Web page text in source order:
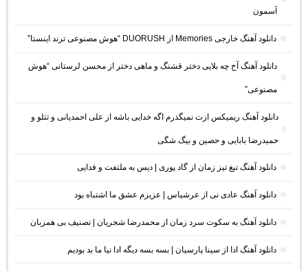
آسمون
دانلود آهنگ خارجی Memories از DUORUSH “هوش مصنوعی ترند اینستا”
دانلود آهنگ آخ چه بلایی دختر قشنگ و ماهی دختر از محسن لرستانی “هوش
مصنوعی”
دانلود آهنگ ریمیکس ازت نمیگذرم اگه خدایی باشه از علی احمدیانی و تتلو و
حمیدرضا بابایی و حصین و بیگ شگی
دانلود آهنگ تیغ تیز زمان از گاد پوری | دیس به ملتفت و فدایی
دانلود آهنگ عادی نی از عرشیاس | عزیزم عشق ما اشتباه بود
دانلود آهنگ به سکوت سرد زمان از محمدرضا شجریان | تصنیف بی همزبان
دانلود آهنگ ادا از سینا پارسیان | بسه بسه دیگه ادا نیا ما بد بودیم